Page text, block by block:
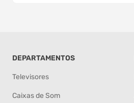
DEPARTAMENTOS
Televisores
Caixas de Som